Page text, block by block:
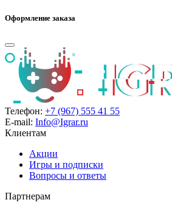
Оформление заказа
Телефон: +7 (967) 555 41 55
E-mail: Info@Igrar.ru
Клиентам
Акции
Игры и подписки
Вопросы и ответы
Партнерам